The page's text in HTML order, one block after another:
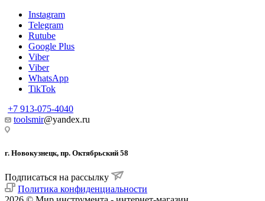
Instagram
Telegram
Rutube
Google Plus
Viber
Viber
WhatsApp
TikTok
+7 913-075-4040
toolsmir@yandex.ru
г. Новокузнецк, пр. Октябрьский 58
Подписаться на рассылку
Политика конфиденциальности